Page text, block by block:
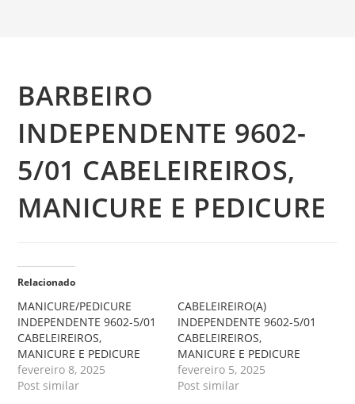
BARBEIRO
INDEPENDENTE 9602-
5/01 CABELEIREIROS,
MANICURE E PEDICURE
Relacionado
MANICURE/PEDICURE
INDEPENDENTE 9602-5/01
CABELEIREIROS,
MANICURE E PEDICURE
fevereiro 8, 2025
Post similar
CABELEIREIRO(A)
INDEPENDENTE 9602-5/01
CABELEIREIROS,
MANICURE E PEDICURE
fevereiro 5, 2025
Post similar